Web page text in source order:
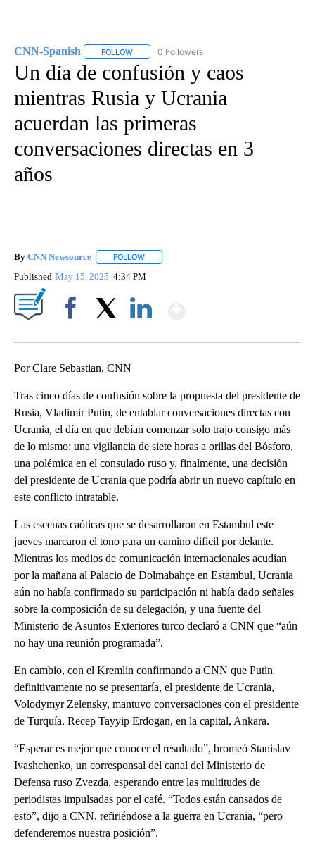
CNN-Spanish FOLLOW FOLLOW "CNN-SPANISH" TO RECEIVE
0 Followers
Un día de confusión y caos
mientras Rusia y Ucrania
acuerdan las primeras
conversaciones directas en 3
años
By CNN Newsource FOLLOW
Published May 15, 2025 4:34 PM
Por Clare Sebastian, CNN
Tras cinco días de confusión sobre la propuesta del presidente de
Rusia, Vladimir Putin, de entablar conversaciones directas con
Ucrania, el día en que debían comenzar solo trajo consigo más
de lo mismo: una vigilancia de siete horas a orillas del Bósforo,
una polémica en el consulado ruso y, finalmente, una decisión
del presidente de Ucrania que podría abrir un nuevo capítulo en
este conflicto intratable.
Las escenas caóticas que se desarrollaron en Estambul este
jueves marcaron el tono para un camino difícil por delante.
Mientras los medios de comunicación internacionales acudían
por la mañana al Palacio de Dolmabahçe en Estambul, Ucrania
aún no había confirmado su participación ni había dado señales
sobre la composición de su delegación, y una fuente del
Ministerio de Asuntos Exteriores turco declaró a CNN que “aún
no hay una reunión programada”.
En cambio, con el Kremlin confirmando a CNN que Putin
definitivamente no se presentaría, el presidente de Ucrania,
Volodymyr Zelensky, mantuvo conversaciones con el presidente
de Turquía, Recep Tayyip Erdogan, en la capital, Ankara.
“Esperar es mejor que conocer el resultado”, bromeó Stanislav
Ivashchenko, un corresponsal del canal del Ministerio de
Defensa ruso Zvezda, esperando entre las multitudes de
periodistas impulsadas por el café. “Todos están cansados de
esto”, dijo a CNN, refiriéndose a la guerra en Ucrania, “pero
defenderemos nuestra posición”.